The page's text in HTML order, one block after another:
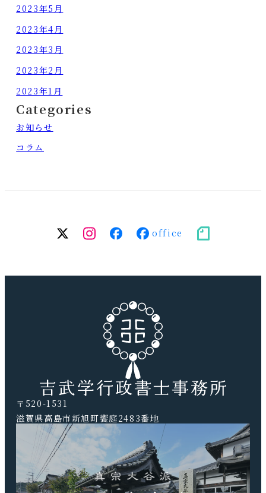
2023年5月
2023年4月
2023年3月
2023年2月
2023年1月
Categories
お知らせ
コラム
twitter
Instagram
facebook（個
人）
facebook（事
note
〒520-1531
滋賀県高島市新旭町饗庭2483番地
TEL.0740-20-9041 FAX.0740-20-9042